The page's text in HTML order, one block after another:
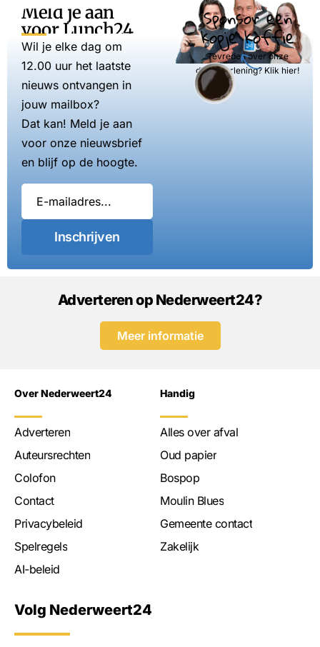
Meld je aan
voor Lunch24
Wil je elke dag om
12.00 uur het laatste
nieuws ontvangen in
jouw mailbox?
Dat kan! Meld je aan
voor onze nieuwsbrief
en blijf op de hoogte.
Inschrijven
Sponsor een
kopje koffie
Tevreden over onze
dienstverlening? Klik hier!
Adverteren op Nederweert24?
Meer informatie
Over Nederweert24
Adverteren
Auteursrechten
Colofon
Contact
Privacybeleid
Spelregels
AI-beleid
Handig
Alles over afval
Oud papier
Bospop
Moulin Blues
Gemeente contact
Zakelijk
Volg Nederweert24